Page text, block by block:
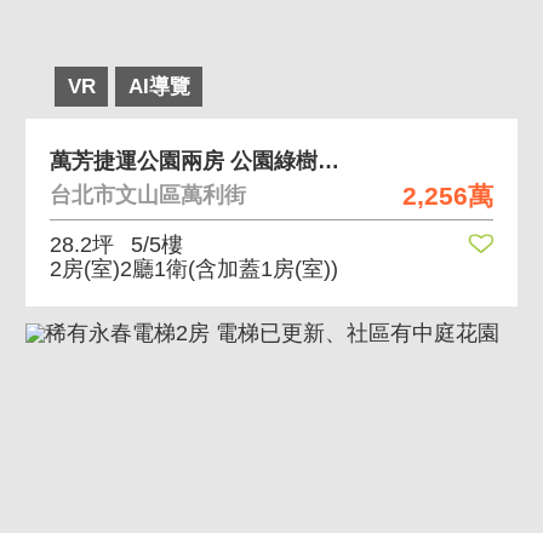
VR AI導覽
2,256萬
萬芳捷運公園兩房 公園綠樹、環境清幽
台北市文山區萬利街
28.2坪
5/5樓
2房(室)2廳1衛(含加蓋1房(室))